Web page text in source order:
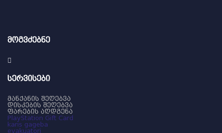
ᲛᲝᲒᲕᲫᲔᲑᲜᲔ
ᲡᲔᲠᲕᲘᲡᲔᲑᲘ
მანქანის შეღებვა
დისკების შეღებვა
ფარების აღდგენა
PlayStation Gift Card
karis gageba
evakuatori